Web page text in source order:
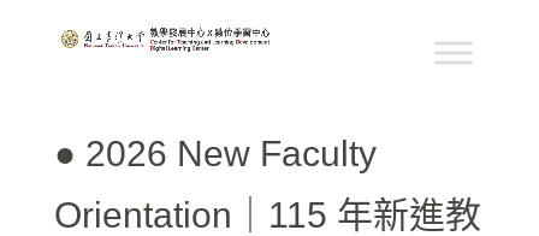
● 2026 New Faculty
Orientation｜115 年新進教